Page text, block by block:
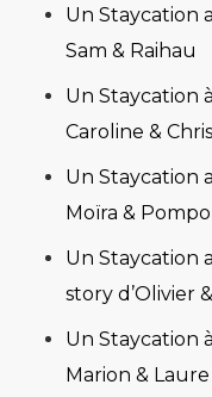
Un Staycation
Sam & Raihau
Un Staycation
Caroline &
Un Staycation
Moïra &
Un Staycation
story d’Olivier
Un Staycation
Marion & Laure